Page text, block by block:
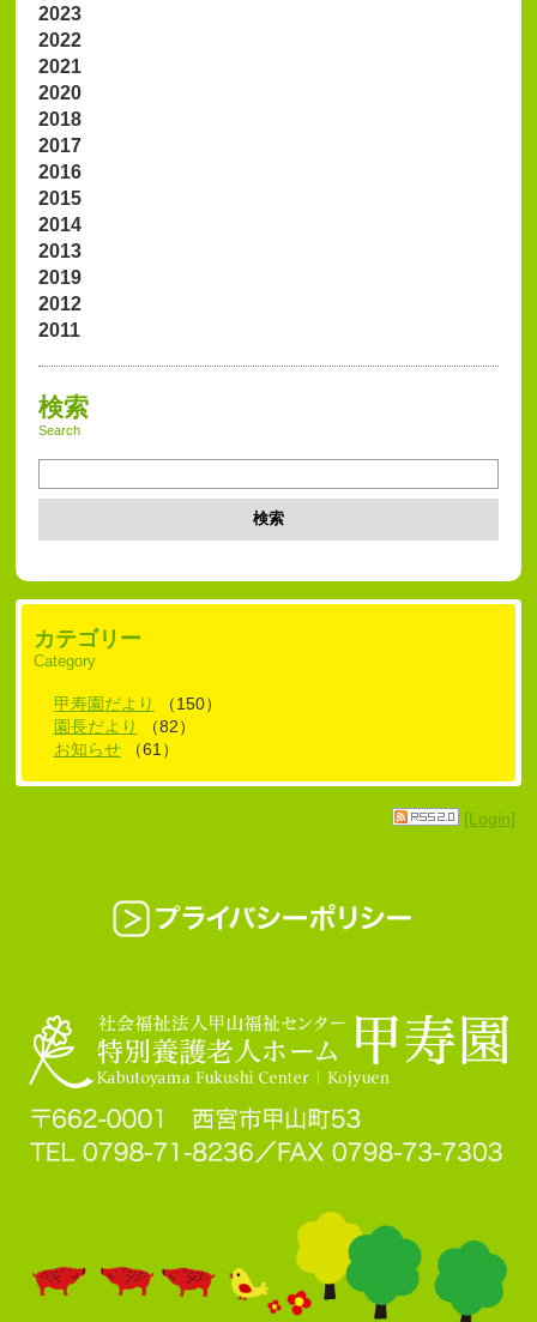
2023
2022
2021
2020
2018
2017
2016
2015
2014
2013
2019
2012
2011
検索
Search
検索
カテゴリー
Category
甲寿園だより
（150）
園長だより
（82）
お知らせ
（61）
[Login]